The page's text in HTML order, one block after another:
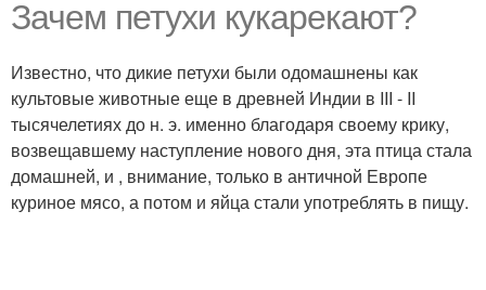
Зачем петухи кукарекают?
Известно, что дикие петухи были одомашнены как
культовые животные еще в древней Индии в III - II
тысячелетиях до н. э. именно благодаря своему крику,
возвещавшему наступление нового дня, эта птица стала
домашней, и , внимание, только в античной Европе
куриное мясо, а потом и яйца стали употреблять в пищу.